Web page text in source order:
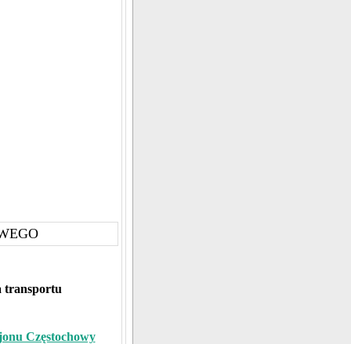
transportu
Częstochowy